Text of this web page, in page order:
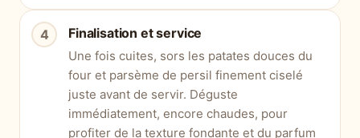
Finalisation et service
Une fois cuites, sors les patates douces du
four et parsème de persil finement ciselé
juste avant de servir. Déguste
immédiatement, encore chaudes, pour
profiter de la texture fondante et du parfum